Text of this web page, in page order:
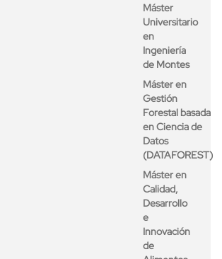
Máster
Universitario
en
Ingeniería
de Montes
Máster en
Gestión
Forestal basada
en Ciencia de
Datos
(DATAFOREST)
Máster en
Calidad,
Desarrollo
e
Innovación
de